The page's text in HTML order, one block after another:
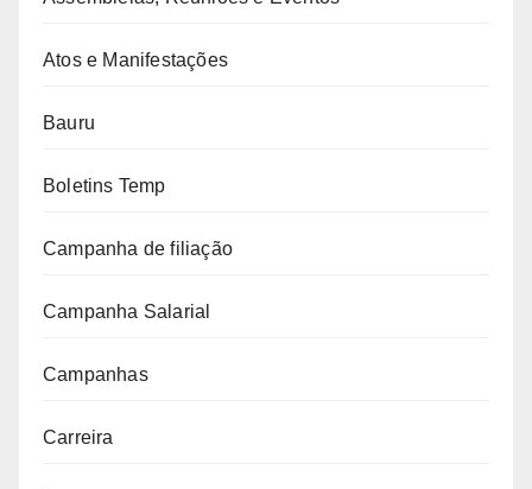
Atos e Manifestações
Bauru
Boletins Temp
Campanha de filiação
Campanha Salarial
Campanhas
Carreira